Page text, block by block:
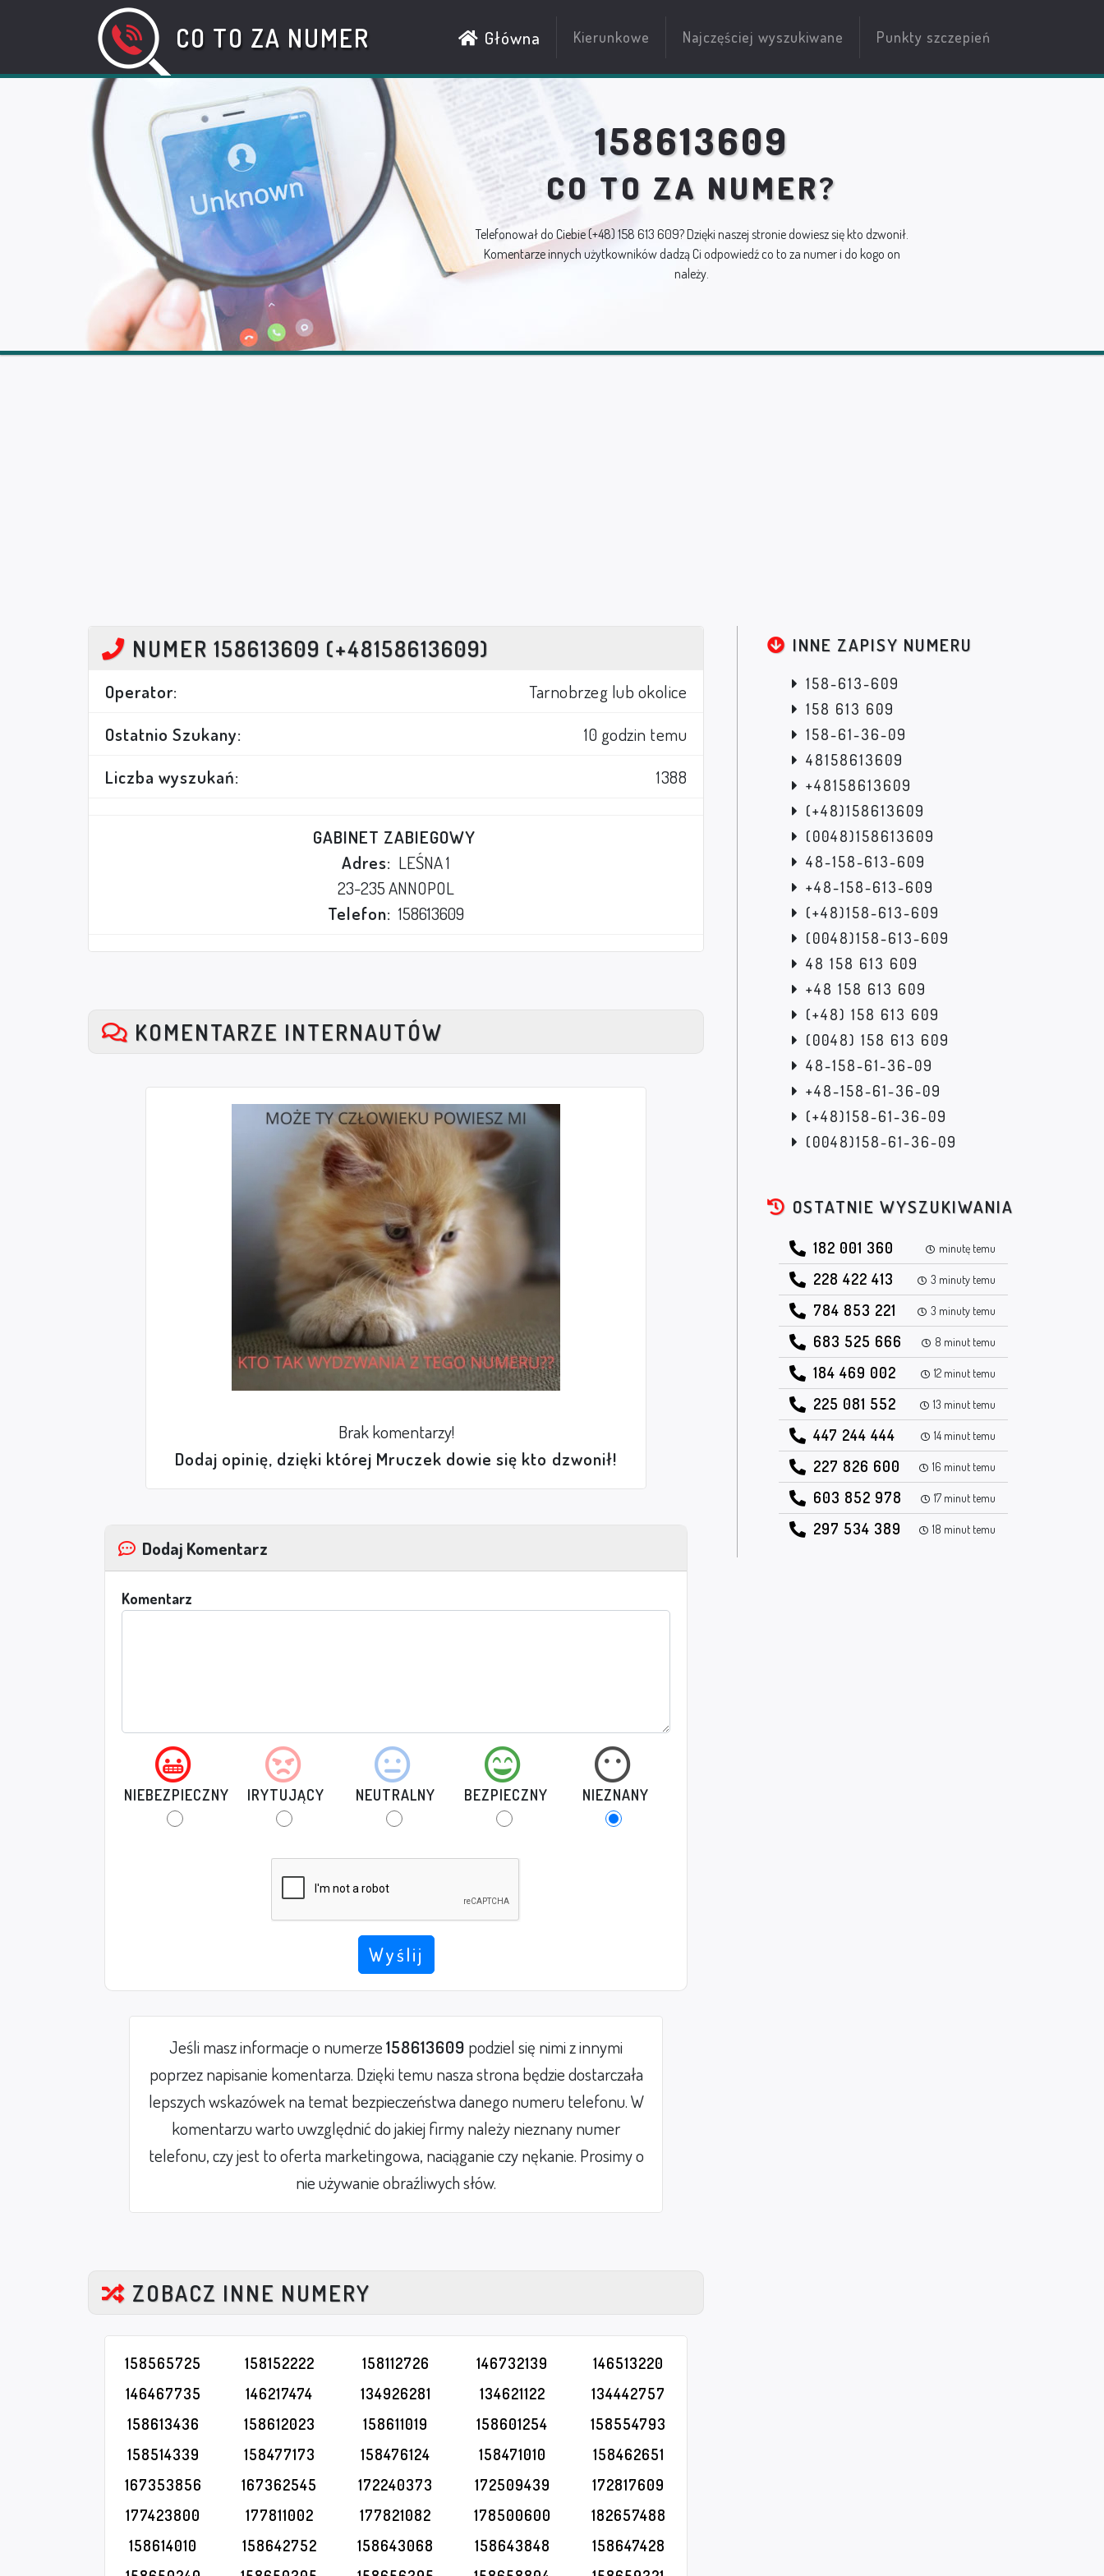
CO TO ZA NUMER Główna Kierunkowe Najczęściej wyszukiwane Punkty szczepień
158613609
CO TO ZA NUMER?
Telefonował do Ciebie(+48) 158 613 609? Dzięki naszej stronie dowiesz się kto dzwonił.
Komentarze innych użytkowników dadzą Ci odpowiedź co to za numer i do kogo on
należy.
NUMER 158613609 (+48158613609)
Operator:
Tarnobrzeg lub okolice
Ostatnio Szukany:
10 godzin temu
Liczba wyszukań:
1388
GABINET ZABIEGOWY
Adres: LEŚNA 1
23-235 ANNOPOL
Telefon: 158613609
KOMENTARZE INTERNAUTÓW
Brak komentarzy!
Dodaj opinię, dzięki której Mruczek dowie się kto dzwonił!
Dodaj Komentarz
Komentarz
NIEBEZPIECZNY IRYTUJĄCY NEUTRALNY BEZPIECZNY NIEZNANY
Wyślij
Jeśli masz informacje o numerze158613609 podziel się nimi z innymi
poprzez napisanie komentarza. Dzięki temu nasza strona będzie dostarczała
lepszych wskazówek na temat bezpieczeństwa danego numeru telefonu. W
komentarzu warto uwzględnić do jakiej firmy należy nieznany numer
telefonu, czy jest to oferta marketingowa, naciąganie czy nękanie. Prosimy o
nie używanie obraźliwych słów.
ZOBACZ INNE NUMERY
158565725 158152222 158112726 146732139
146513220
146467735
146217474 134926281 134621122
134442757
158613436
158612023 158611019 158601254
158554793
158514339
158477173 158476124 158471010
158462651
167353856
167362545 172240373 172509439
172817609
177423800
177811002 177821082 178500600
182657488
158614010
158642752 158643068 158643848
158647428
INNE ZAPISY NUMERU
158-613-609
158 613 609
158-61-36-09
48158613609
+48158613609
(+48)158613609
(0048)158613609
48-158-613-609
+48-158-613-609
(+48)158-613-609
(0048)158-613-609
48 158 613 609
+48 158 613 609
(+48) 158 613 609
(0048) 158 613 609
48-158-61-36-09
+48-158-61-36-09
(+48)158-61-36-09
(0048)158-61-36-09
OSTATNIE WYSZUKIWANIA
182 001 360 minutę temu
228 422 413 3 minuty temu
784 853 221 3 minuty temu
683 525 666 8 minut temu
184 469 002 12 minut temu
225 081 552 13 minut temu
447 244 444 14 minut temu
227 826 600 16 minut temu
603 852 978 17 minut temu
297 534 389 18 minut temu